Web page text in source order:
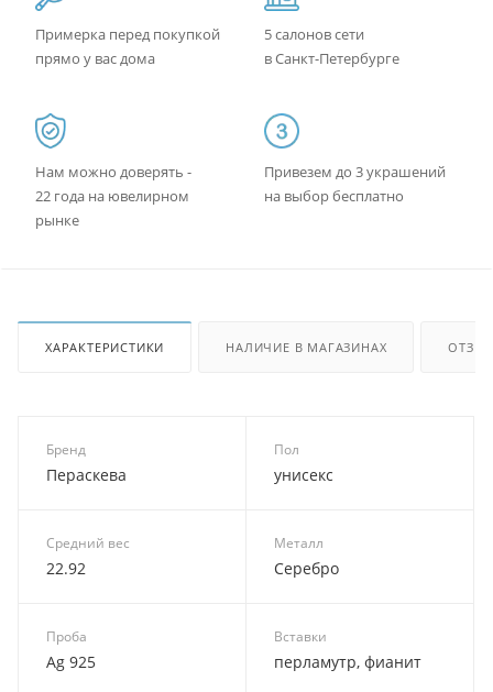
Примерка перед покупкой
прямо у вас дома
5 салонов сети
в Санкт-Петербурге
Нам можно доверять -
22 года на ювелирном
рынке
Привезем до 3 украшений
на выбор бесплатно
ХАРАКТЕРИСТИКИ НАЛИЧИЕ В МАГАЗИНАХ
Бренд
Пераскева
Пол
унисекс
Средний вес
22.92
Металл
Серебро
Проба
Ag 925
Вставки
перламутр, фианит